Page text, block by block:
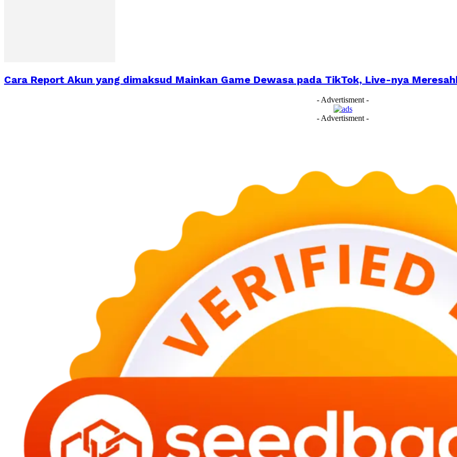
Cara Report Akun yang dimaksud Mainkan Game Dewasa pada TikTok, Live-nya
- Advertisment -
- Advertisment -